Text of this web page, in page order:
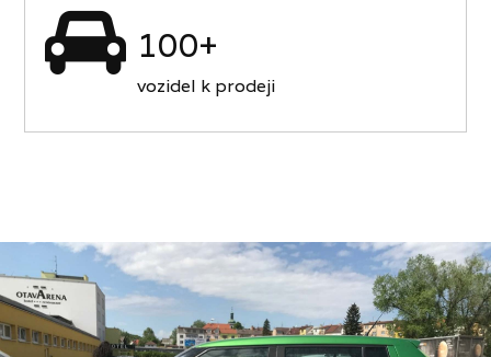
100+
vozidel k prodeji